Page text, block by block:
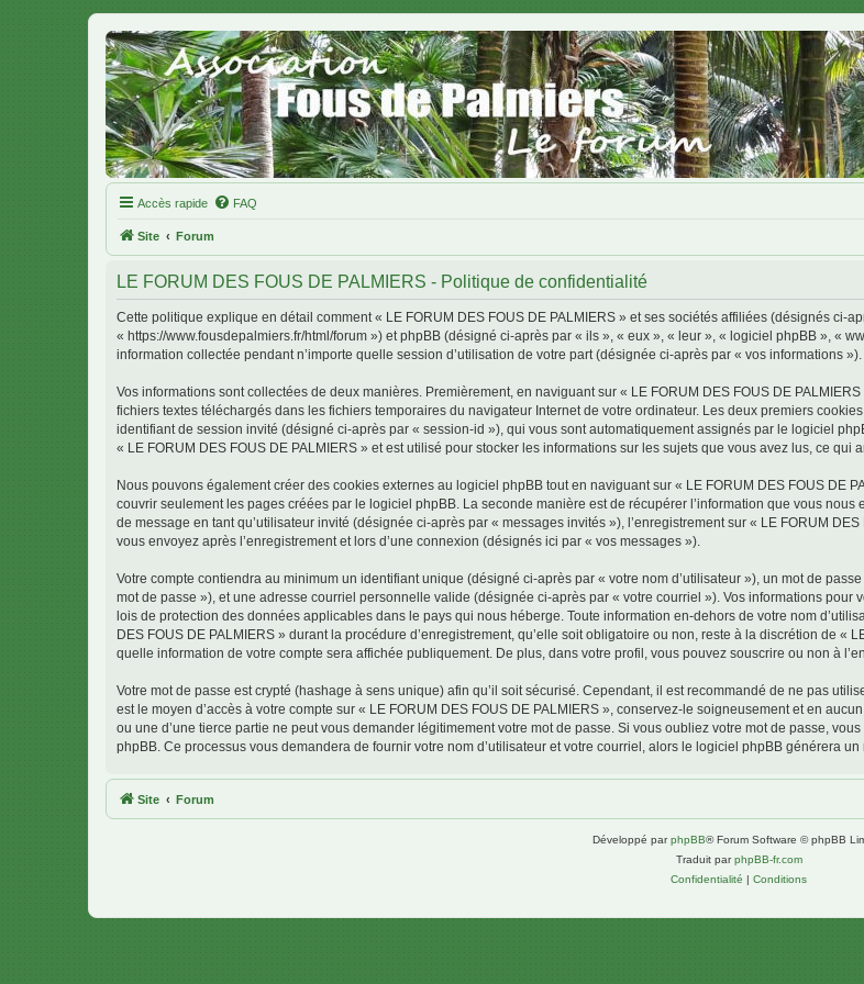
Accès rapide FAQ
Site Forum
LE FORUM DES FOUS DE PALMIERS - Politique de confidentialité
Cette politique explique en détail comment « LE FORUM DES FOUS DE PALMIERS » et ses sociétés affiliées (désignés ci-
« https://www.fousdepalmiers.fr/html/forum ») et phpBB (désigné ci-après par « ils », « eux », « leur », « logiciel phpBB », «
information collectée pendant n’importe quelle session d’utilisation de votre part (désignée ci-après par « vos informations »).
Vos informations sont collectées de deux manières. Premièrement, en naviguant sur « LE FORUM DES FOUS DE
fichiers textes téléchargés dans les fichiers temporaires du navigateur Internet de votre ordinateur. Les deux premiers
identifiant de session invité (désigné ci-après par « session-id »), qui vous sont automatiquement assignés par le logiciel
« LE FORUM DES FOUS DE PALMIERS » et est utilisé pour stocker les informations sur les sujets que vous avez lus, ce qui
Nous pouvons également créer des cookies externes au logiciel phpBB tout en naviguant sur « LE FORUM DES FOUS DE
couvrir seulement les pages créées par le logiciel phpBB. La seconde manière est de récupérer l’information que vous
de message en tant qu’utilisateur invité (désignée ci-après par « messages invités »), l’enregistrement sur « LE FORUM
vous envoyez après l’enregistrement et lors d’une connexion (désignés ici par « vos messages »).
Votre compte contiendra au minimum un identifiant unique (désigné ci-après par « votre nom d’utilisateur »), un mot de
mot de passe »), et une adresse courriel personnelle valide (désignée ci-après par « votre courriel »). Vos informations pour
lois de protection des données applicables dans le pays qui nous héberge. Toute information en-dehors de votre nom
DES FOUS DE PALMIERS » durant la procédure d’enregistrement, qu’elle soit obligatoire ou non, reste à la discrétion de «
quelle information de votre compte sera affichée publiquement. De plus, dans votre profil, vous pouvez souscrire ou non à
Votre mot de passe est crypté (hashage à sens unique) afin qu’il soit sécurisé. Cependant, il est recommandé de ne pas
est le moyen d’accès à votre compte sur « LE FORUM DES FOUS DE PALMIERS », conservez-le soigneusement et en
ou une d’une tierce partie ne peut vous demander légitimement votre mot de passe. Si vous oubliez votre mot de passe,
phpBB. Ce processus vous demandera de fournir votre nom d’utilisateur et votre courriel, alors le logiciel phpBB générera
Site Forum
Développé parphpBB® Forum Software © phpBB
Traduit parphpBB-fr.com
Confidentialité | Conditions